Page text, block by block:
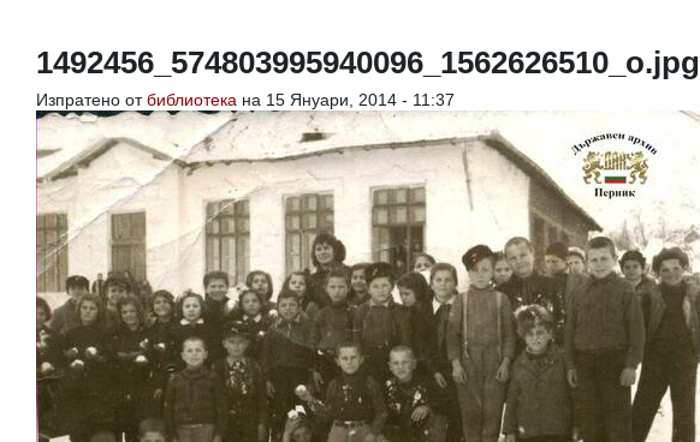
1492456_574803995940096_1562626510_o.jpg
Изпратено отбиблиотека на 15 Януари, 2014 - 11:37